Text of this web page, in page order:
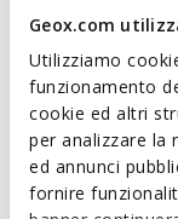
Geox.com
Utilizziamo
funzionamento
cookie ed altri
per analizzare la
ed annunci
fornire
extremely
Breathable and
summer looks
ITEM CODE:
Features